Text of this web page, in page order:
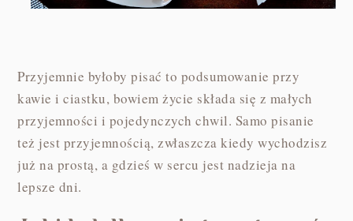
Przyjemnie byłoby pisać to podsumowanie przy
kawie i ciastku, bowiem życie składa się z małych
przyjemności i pojedynczych chwil. Samo pisanie
też jest przyjemnością, zwłaszcza kiedy wychodzisz
już na prostą, a gdzieś w sercu jest nadzieja na
lepsze dni.